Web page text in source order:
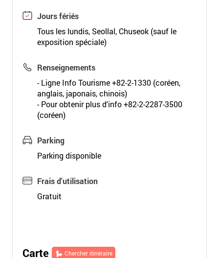
Jours fériés
Tous les lundis, Seollal, Chuseok (sauf le
exposition spéciale)
Renseignements
- Ligne Info Tourisme +82-2-1330 (coréen,
anglais, japonais, chinois)
- Pour obtenir plus d'info +82-2-2287-3500
(coréen)
Parking
Parking disponible
Frais d'utilisation
Gratuit
Carte Chercher itinéraire